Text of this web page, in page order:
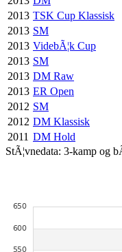
2013 TSK Cup Klassisk
2013 SM
2013 VidebÃ¦k Cup
2013 SM
2013 DM Raw
2013 ER Open
2012 SM
2012 DM Klassisk
2011 DM Hold
StÃ¦vnedata: 3-kamp og